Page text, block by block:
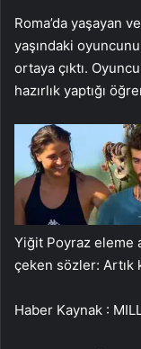
Roma’da yaşayan
yaşındaki
ortaya çıktı.
hazırlık yaptığı
Yiğit Poyraz eleme
çeken sözler: Artık
Haber Kaynak :